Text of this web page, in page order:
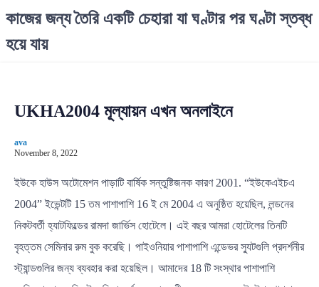
কাজের জন্য তৈরি একটি চেহারা যা ঘণ্টার পর ঘণ্টা স্তব্ধ
হয়ে যায়
UKHA2004 মূল্যায়ন এখন অনলাইনে
ava
November 8, 2022
ইউকে হাউস অটোমেশন পাড়াটি বার্ষিক সন্তুষ্টিজনক কারণ 2001. “ইউকেএইচএ
2004” ইভেন্টটি 15 তম পাশাপাশি 16 ই মে 2004 এ অনুষ্ঠিত হয়েছিল, লন্ডনের
নিকটবর্তী হ্যাটফিল্ডের রামদা জার্ভিস হোটেলে। এই বছর আমরা হোটেলের তিনটি
বৃহত্তম সেমিনার রুম বুক করেছি। পাইওনিয়ার পাশাপাশি এন্ডেভর স্যুটগুলি প্রদর্শনীর
স্ট্যান্ডগুলির জন্য ব্যবহার করা হয়েছিল। আমাদের 18 টি সংস্থার পাশাপাশি